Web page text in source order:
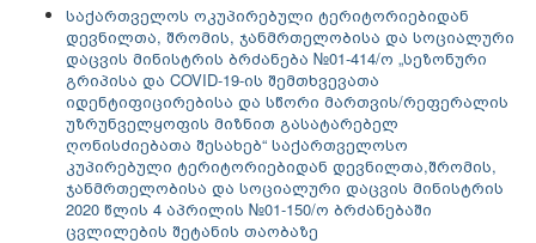
საქართველოს ოკუპირებული ტერიტორიებიდან
დევნილთა, შრომის, ჯანმრთელობისა და სოციალური
დაცვის მინისტრის ბრძანება №01-414/ო „სეზონური
გრიპისა და COVID-19-ის შემთხვევათა
იდენტიფიცირებისა და სწორი მართვის/რეფერალის
უზრუნველყოფის მიზნით გასატარებელ
ღონისძიებათა შესახებ“ საქართველოსო
კუპირებული ტერიტორიებიდან დევნილთა,შრომის,
ჯანმრთელობისა და სოციალური დაცვის მინისტრის
2020 წლის 4 აპრილის №01-150/ო ბრძანებაში
ცვლილების შეტანის თაობაზე